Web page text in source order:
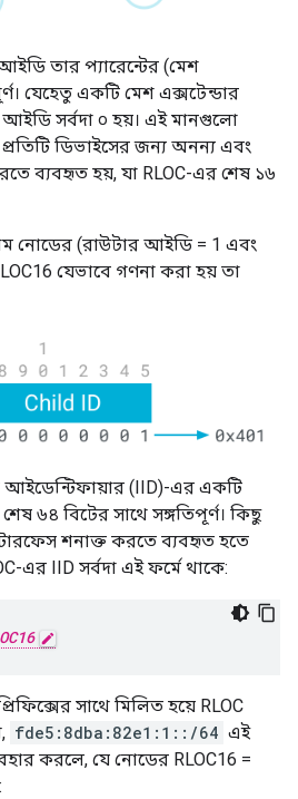
তার প্যারেন্টের (মেশ
যেহেতু একটি মেশ এক্সটেন্ডার
আইডি সর্বদা ০ হয়। এই মানগুলো
প্রতিটি ডিভাইসের জন্য অনন্য এবং
ব্যবহৃত হয়, যা RLOC-এর শেষ ১৬
নোডের (রাউটার আইডি = 1 এবং
যেভাবে গণনা করা হয় তা
আইডেন্টিফায়ার (IID)-এর একটি
৬৪ বিটের সাথে সঙ্গতিপূর্ণ। কিছু
ইন্টারফেস শনাক্ত করতে ব্যবহৃত হতে
এর IID সর্বদা এই ফর্মে থাকে:
সাথে মিলিত হয়ে RLOC
fde5:8dba:82e1:1::/64 এই
করলে, যে নোডের RLOC16 =